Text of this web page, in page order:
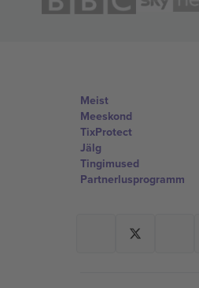
Meist
Meeskond
TixProtect
Jälg
Tingimused
Partnerlusprogramm